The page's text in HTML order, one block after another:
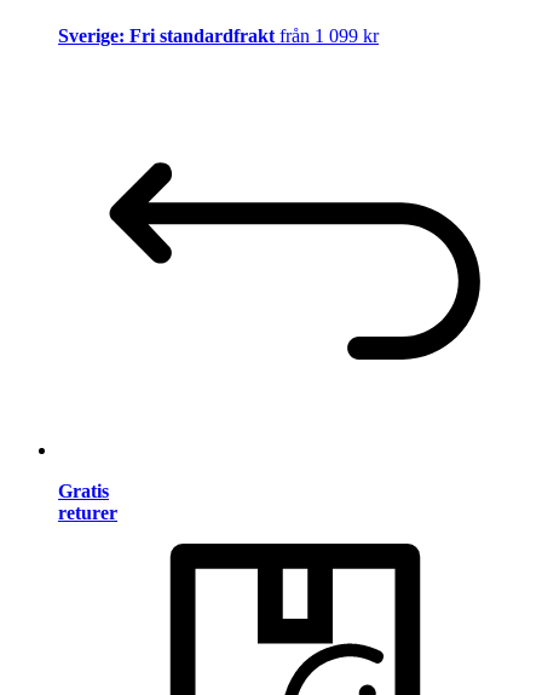
Sverige: Fri standardfrakt från 1 099 kr
Gratis
returer